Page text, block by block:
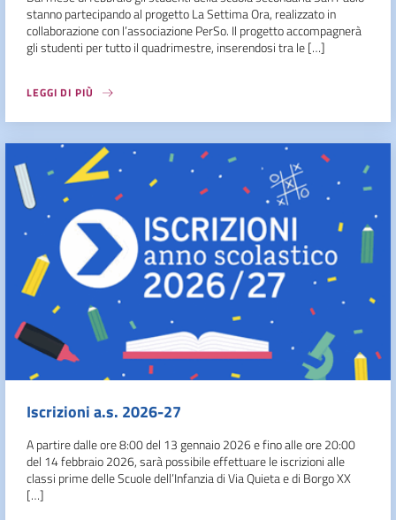
stanno partecipando al progetto La Settima Ora, realizzato in
collaborazione con l’associazione PerSo. Il progetto accompagnerà
gli studenti per tutto il quadrimestre, inserendosi tra le […]
LEGGI DI PIÙ
Iscrizioni a.s. 2026-27
A partire dalle ore 8:00 del 13 gennaio 2026 e fino alle ore 20:00
del 14 febbraio 2026, sarà possibile effettuare le iscrizioni alle
classi prime delle Scuole dell’Infanzia di Via Quieta e di Borgo XX
[…]